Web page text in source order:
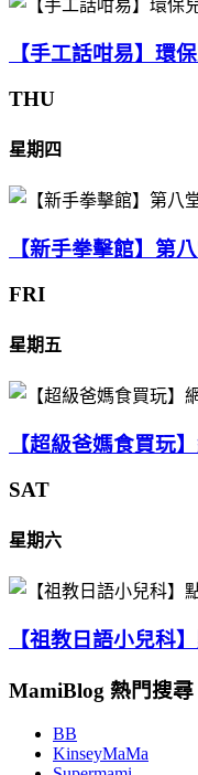
【手工話咁易】環
THU
星期四
【新手拳擊館】第
FRI
星期五
【超級爸媽食買玩
SAT
星期六
【祖教日語小兒科
MamiBlog 熱門搜尋
BB
KinseyMaMa